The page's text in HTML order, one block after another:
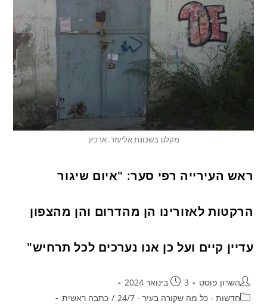
מקלט בשכונת אליעזר. ארכיון
ראש העירייה רפי סער: "איום שיגור
הרקטות לאזורינו הן מהדרום והן מהצפון
עדיין קיים ועל כן אנו נערכים לכל תרחיש"
השרון פוסט
3 בינואר 2024
חדשות - כל מה שקורה בעיר - 24/7
/ כתבה ראשית